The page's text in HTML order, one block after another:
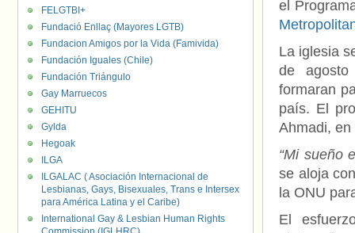
el
La iglesia
de agosto
formaran
país. El
Ahmadi,
“Mi sueño
se aloja
la ONU
El
FELGTBI+
Fundació Enllaç (Mayores LGTB)
Fundacion Amigos por la Vida (Famivida)
Fundación Iguales (Chile)
Fundación Triángulo
Gay Marruecos
GEHITU
Gylda
Hegoak
ILGA
ILGALAC ( Asociación Internacional de
Lesbianas, Gays, Bisexuales, Trans e Intersex
para América Latina y el Caribe)
International Gay & Lesbian Human Rights